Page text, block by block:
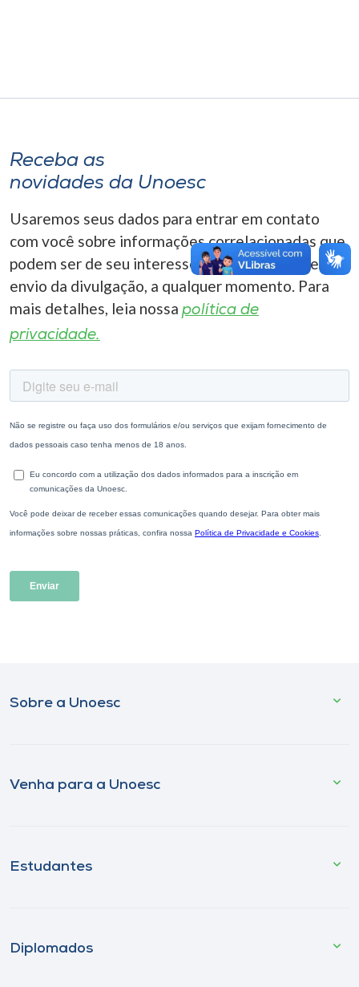
A-
Receba as
novidades da Unoesc
Usaremos seus dados para entrar em contato
com você sobre informações correlacionadas que
podem ser de seu interesse. Você pode cancelar o
envio da divulgação, a qualquer momento. Para
mais detalhes, leia nossa política de
privacidade.
Sobre a Unoesc
Venha para a Unoesc
Estudantes
Diplomados